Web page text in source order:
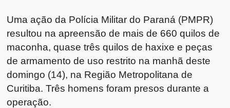
Uma ação da Polícia Militar do Paraná (PMPR)
resultou na apreensão de mais de 660 quilos de
maconha, quase três quilos de haxixe e peças
de armamento de uso restrito na manhã deste
domingo (14), na Região Metropolitana de
Curitiba. Três homens foram presos durante a
operação.